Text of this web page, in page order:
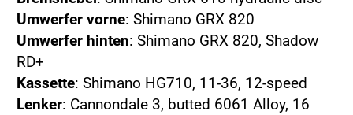
Umwerfer vorne: Shimano GRX 820
Umwerfer hinten: Shimano GRX 820, Shadow
RD+
Kassette: Shimano HG710, 11-36, 12-speed
Lenker: Cannondale 3, butted 6061 Alloy, 16